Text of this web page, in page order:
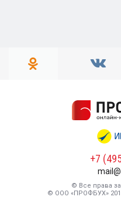
+7
© Все права
© ООО «ПРОФБУХ»